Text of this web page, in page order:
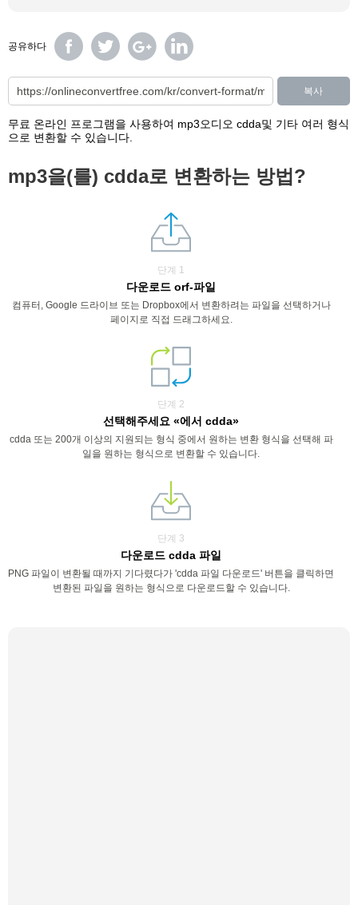
공유하다
복사
무료 온라인 프로그램을 사용하여 mp3오디오 cdda및 기타 여러 형식
으로 변환할 수 있습니다.
mp3을(를) cdda로 변환하는 방법?
단계 1
다운로드 orf-파일
컴퓨터, Google 드라이브 또는 Dropbox에서 변환하려는 파일을 선택하거나
페이지로 직접 드래그하세요.
단계 2
선택해주세요 «에서 cdda»
cdda 또는 200개 이상의 지원되는 형식 중에서 원하는 변환 형식을 선택해 파
일을 원하는 형식으로 변환할 수 있습니다.
단계 3
다운로드 cdda 파일
PNG 파일이 변환될 때까지 기다렸다가 'cdda 파일 다운로드' 버튼을 클릭하면
변환된 파일을 원하는 형식으로 다운로드할 수 있습니다.